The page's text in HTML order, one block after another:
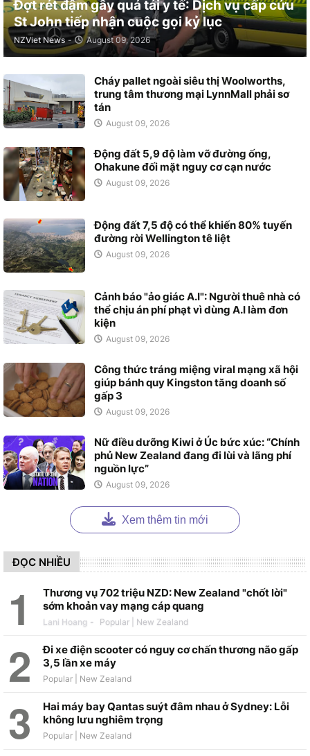
Đợt rét đậm gây quá tải y tế: Dịch vụ cấp cứu
St John tiếp nhận cuộc gọi kỷ lục
NZViet News - August 09, 2026
Cháy pallet ngoài siêu thị Woolworths,
trung tâm thương mại LynnMall phải sơ
tán
August 09, 2026
Động đất 5,9 độ làm vỡ đường ống,
Ohakune đối mặt nguy cơ cạn nước
August 09, 2026
Động đất 7,5 độ có thể khiến 80% tuyến
đường rời Wellington tê liệt
August 09, 2026
Cảnh báo "ảo giác A.I": Người thuê nhà có
thể chịu án phí phạt vì dùng A.I làm đơn
kiện
August 09, 2026
Công thức tráng miệng viral mạng xã hội
giúp bánh quy Kingston tăng doanh số
gấp 3
August 09, 2026
Nữ điều dưỡng Kiwi ở Úc bức xúc: “Chính
phủ New Zealand đang đi lùi và lãng phí
nguồn lực”
August 09, 2026
Xem thêm tin mới
ĐỌC NHIỀU
Thương vụ 702 triệu NZD: New Zealand "chốt lời"
sớm khoản vay mạng cáp quang
Lani Hoang -
Đi xe điện scooter có nguy cơ chấn thương não gấp
3,5 lần xe máy
Hai máy bay Qantas suýt đâm nhau ở Sydney: Lỗi
không lưu nghiêm trọng